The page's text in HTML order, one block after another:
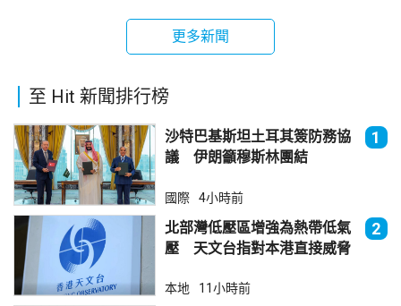
更多新聞
至 Hit 新聞排行榜
沙特巴基斯坦土耳其簽防務協
議 伊朗籲穆斯林團結
1
國際 4小時前
北部灣低壓區增強為熱帶低氣
壓 天文台指對本港直接威脅
2
本地 11小時前